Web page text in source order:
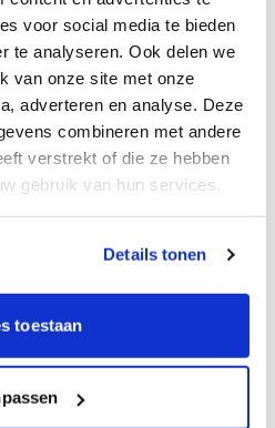
voor social media te bieden
te analyseren. Ook delen we
van onze site met onze
adverteren en analyse. Deze
combineren met andere
verstrekt of die ze hebben
gebruik van hun services.
Details tonen
toestaan
verfformules.